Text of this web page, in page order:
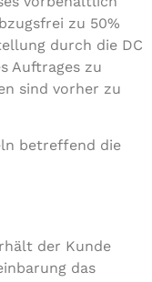
zu 50%
durch die DC
Auftrages zu
sind vorher zu
betreffend die
der Kunde
das